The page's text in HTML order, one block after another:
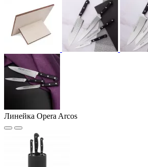
Линейка Opera Arcos